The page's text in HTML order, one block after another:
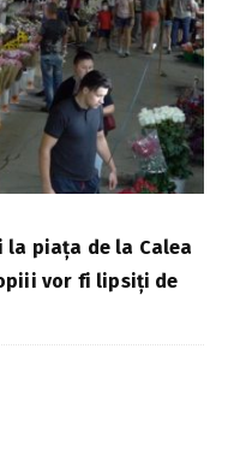
piața de la Calea
vor fi lipsiți de